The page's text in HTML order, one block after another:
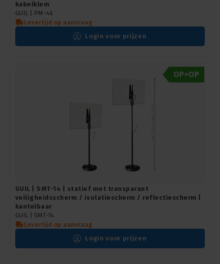
kabelklem
GUIL |
PM-46
Levertijd op aanvraag
Login voor prijzen
OP=OP
GUIL | SMT-14 | statief met transparant
veiligheidsscherm / isolatiescherm / reflectiescherm |
kantelbaar
GUIL | SMT-14
Levertijd op aanvraag
Login voor prijzen